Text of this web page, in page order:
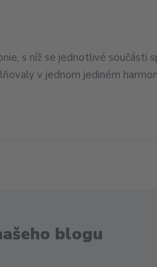
s níž se jednotlivé součásti
v jednom jediném
blogu